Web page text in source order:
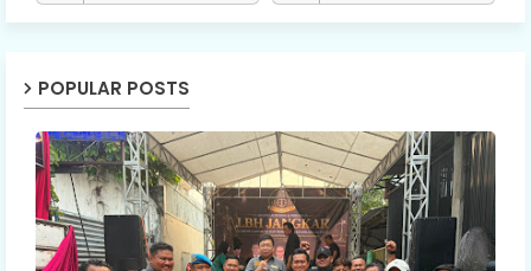
POPULAR POSTS